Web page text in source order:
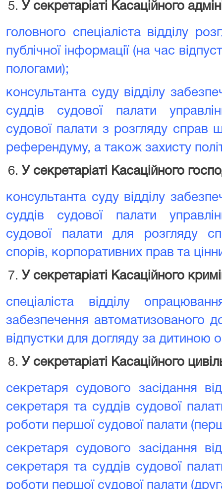
У секретаріаті Касаційного
головного спеціаліста відділу
публічної інформації (на час
пологами);
консультанта суду відділу
суддів судової палати
судової палати з розгляду справ
референдуму, а також захисту
У секретаріаті Касаційного
консультанта суду відділу
суддів судової палати
судової палати для розгляду
спорів‚ корпоративних прав та
У секретаріаті Касаційного
спеціаліста відділу
забезпечення автоматизованого
відпустки для догляду за дитиною
У секретаріаті Касаційного
секретаря судового засідання
секретаря та суддів судової
роботи першої судової палати
секретаря судового засідання
секретаря та суддів судової
роботи першої судової палати